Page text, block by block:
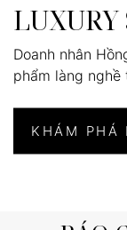
Doanh nhân
phẩm làng
KHÁM PHÁ